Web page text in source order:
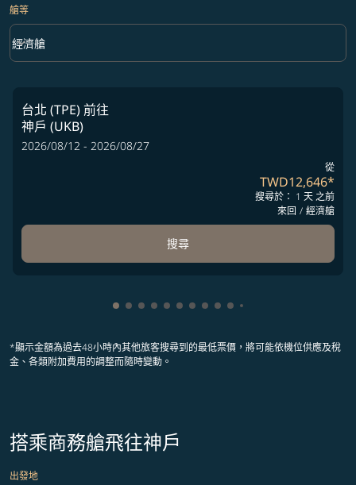
艙等
艙等 option 經濟艙 Selected
經濟艙
keyboard_arrow_down
台北 (TPE)前往
神戶 (UKB)
2026/08/12 - 2026/08/27
從
TWD12,646*
搜尋於： 1 天 之前
來回 / 經濟艙
搜尋
顯示 cmp-pagination-showing-card 1
顯示 cmp-pagination-showing-card 2
顯示 cmp-pagination-showing-card
顯示 cmp-pagination-showing-
顯示 cmp-pagination-showing-
顯示 cmp-pagination-
顯示 cmp-pagination-
顯示 cmp-pagination-
顯示 cmp-pagination-
顯示 cmp-
*顯示金額為過去48小時內其他旅客搜尋到的最低票價，將可能依機位供應及稅
金、各類附加費用的調整而隨時變動。
搭乘商務艙飛往神戶
出發地